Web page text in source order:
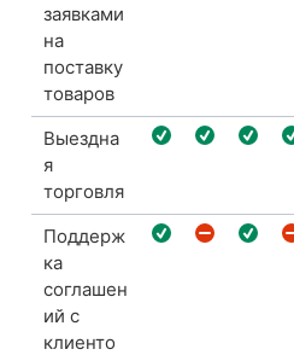
заявками
на
поставку
товаров
Выездна
я
торговля
Поддерж
ка
соглашен
ий с
клиенто